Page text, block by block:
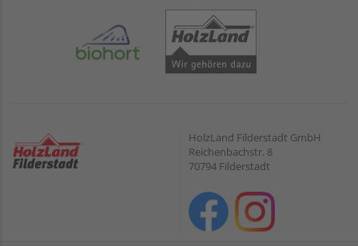
HolzLand Filderstadt GmbH
Reichenbachstr. 8
70794 Filderstadt